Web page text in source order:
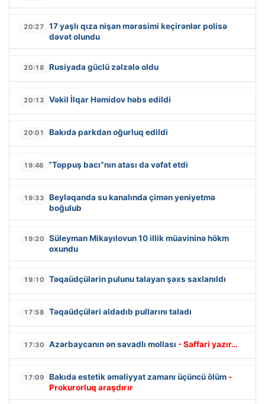
20:27
17 yaşlı qıza nişan mərasimi keçirənlər polisə
dəvət olundu
20:18 Rusiyada güclü zəlzələ oldu
20:13 Vəkil İlqar Həmidov həbs edildi
20:01 Bakıda parkdan oğurluq edildi
19:46 “Toppuş bacı”nın atası da vəfat etdi
19:33
Beyləqanda su kanalında çimən yeniyetmə
boğulub
19:20
Süleyman Mikayılovun 10 illik müavininə hökm
oxundu
19:10 Təqaüdçülərin pulunu talayan şəxs saxlanıldı
17:58 Təqaüdçüləri aldadıb pullarını taladı
17:30 Azərbaycanın ən savadlı mollası - Saffari yazır…
17:09 Bakıda estetik əməliyyat zamanı üçüncü ölüm -
Prokurorluq araşdırır